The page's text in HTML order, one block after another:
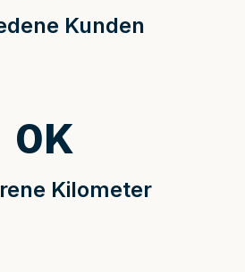
Kunden
Kilometer
0K